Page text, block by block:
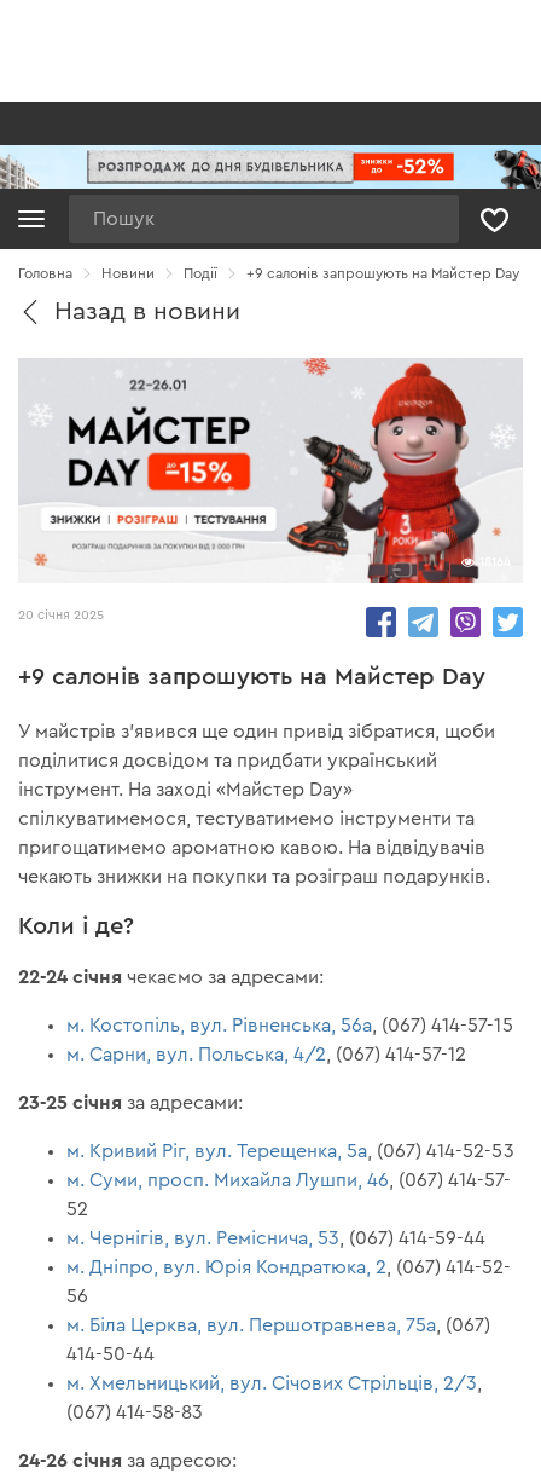
Головна Новини Події +9 салонів запрошують на Майстер Day
Назад в новини
20 січня 2025
+9 салонів запрошують на Майстер Day
У майстрів з'явився ще один привід зібратися, щоби
поділитися досвідом та придбати український
інструмент. На заході «Майстер Day»
спілкуватимемося, тестуватимемо інструменти та
пригощатимемо ароматною кавою. На відвідувачів
чекають знижки на покупки та розіграш подарунків.
Коли і де?
22-24 січнячекаємо за адресами:
м. Костопіль, вул. Рівненська, 56а , (067) 414-57-15
м. Сарни, вул. Польська, 4/2 , (067) 414-57-12
23-25 ​​січня за адресами:
м. Кривий Ріг, вул. Терещенка, 5а , (067) 414-52-53
м. Суми, просп. Михайла Лушпи, 46 , (067) 414-57-
52
м. Чернігів, вул. Реміснича, 53 , (067) 414-59-44
м. Дніпро, вул. Юрія Кондратюка, 2 , (067) 414-52-
56
м. Біла Церква, вул. Першотравнева, 75а , (067)
414-50-44
м. Хмельницький, вул. Січових Стрільців, 2/3
(067) 414-58-83
24-26 січня за адресою: